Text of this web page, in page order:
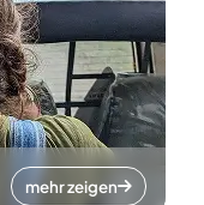
mehr zeigen